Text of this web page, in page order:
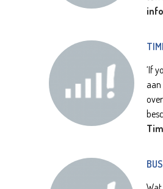
‘If